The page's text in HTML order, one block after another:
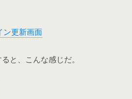
と、こんな感じだ。